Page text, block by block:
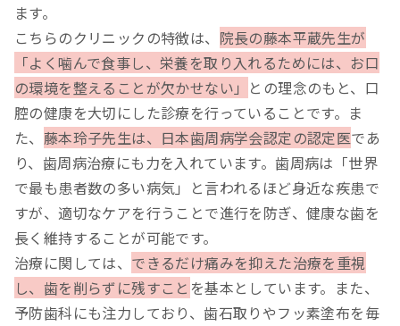
ます。
こちらのクリニックの特徴は、 院長の藤本平蔵先生が
「よく噛んで食事し、栄養を取り入れるためには、お口
の環境を整えることが欠かせない」 との理念のもと、口
腔の健康を大切にした診療を行っていることです。ま
た、 藤本玲子先生は、日本歯周病学会認定の認定医であ
り、歯周病治療にも力を入れています。歯周病は「世界
で最も患者数の多い病気」と言われるほど身近な疾患で
すが、適切なケアを行うことで進行を防ぎ、健康な歯を
長く維持することが可能です。
治療に関しては、 できるだけ痛みを抑えた治療を重視
し、歯を削らずに残すこと を基本としています。また、
予防歯科にも注力しており、歯石取りやフッ素塗布を毎